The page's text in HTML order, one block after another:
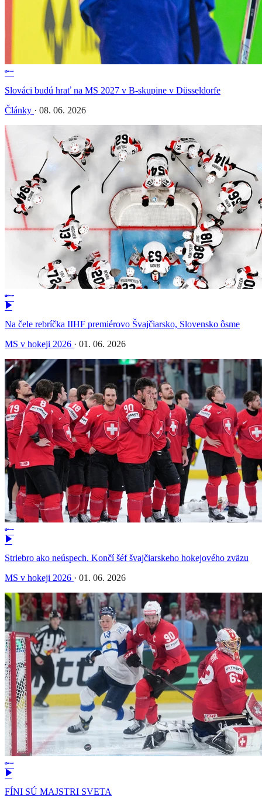
Slováci budú hrať na MS 2027 v B-skupine v Düsseldorfe
Články · 08. 06. 2026
Na čele rebríčka IIHF premiérovo Švajčiarsko, Slovensko ôsme
MS v hokeji 2026 · 01. 06. 2026
Striebro ako neúspech. Končí šéf švajčiarskeho hokejového zväzu
MS v hokeji 2026 · 01. 06. 2026
FÍNI SÚ MAJSTRI SVETA